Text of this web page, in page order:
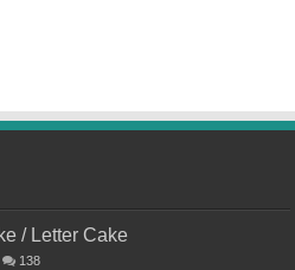
/ Letter Cake
138